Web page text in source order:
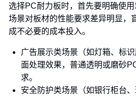
选择PC耐力板时，首先要明确使
场景对板材的性能要求差异明显，
成不必要的成本投入。
广告展示类场景（如灯箱、标
面处理效果，普通透明或磨砂
求。
安全防护类场景（如银行柜台